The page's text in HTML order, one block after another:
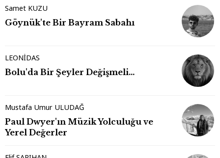
Samet KUZU
Göynük'te Bir Bayram Sabahı
LEONİDAS
Bolu'da Bir Şeyler Değişmeli…
Mustafa Umur ULUDAĞ
Paul Dwyer'ın Müzik Yolculuğu ve
Yerel Değerler